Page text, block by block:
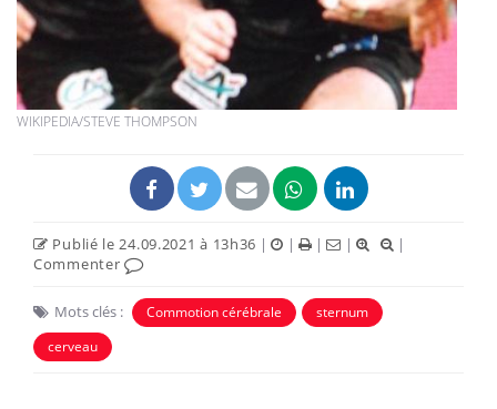
WIKIPEDIA/STEVE THOMPSON
Publié le 24.09.2021 à 13h36 | | | |
|
Commenter
Mots clés : Commotion cérébrale
sternum
cerveau